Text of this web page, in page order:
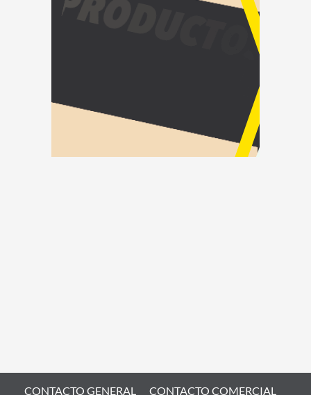
CONTACTO GENERAL CONTACTO COMERCIAL